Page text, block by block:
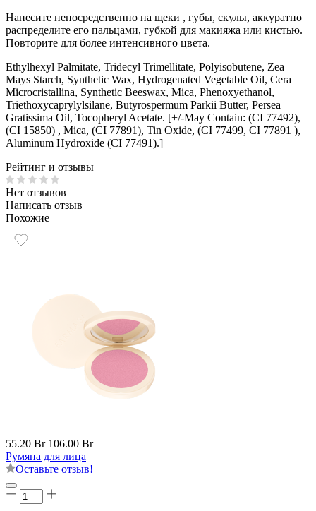
Нанесите непосредственно на щеки , губы, скулы, аккуратно
распределите его пальцами, губкой для макияжа или кистью.
Повторите для более интенсивного цвета.
Ethylhexyl Palmitate, Tridecyl Trimellitate, Polyisobutene, Zea
Mays Starch, Synthetic Wax, Hydrogenated Vegetable Oil, Cera
Microcristallina, Synthetic Beeswax, Mica, Phenoxyethanol,
Triethoxycaprylylsilane, Butyrospermum Parkii Butter, Persea
Gratissima Oil, Tocopheryl Acetate. [+/-May Contain: (CI 77492),
(CI 15850) , Mica, (CI 77891), Tin Oxide, (CI 77499, CI 77891 ),
Aluminum Hydroxide (CI 77491).]
Рейтинг и отзывы
Нет отзывов
Написать отзыв
Похожие
55.20 Br 106.00 Br
Румяна для лица
Оставьте отзыв!